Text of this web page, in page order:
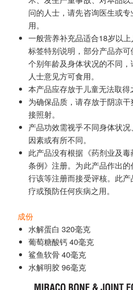
问的人士，请先咨询医生或
用。
一般营养补充品适合18岁以
标签特别说明，部分产品亦
个别年龄及身体状况的不同
人士意见方可食用。
本产品应存放于儿童无法取得
为确保品质，请存放于阴凉
接照射。
产品功效需视乎不同身体状
因素或有所不同。
此产品没有根据《药剂业及
条例》注册。为此产品作出
行该等注册而接受评核。此
疗或预防任何疾病之用。
成份
水解蛋白 320毫克
葡萄糖酸钙 40毫克
鲨鱼软骨 40毫克
水解明胶 96毫克